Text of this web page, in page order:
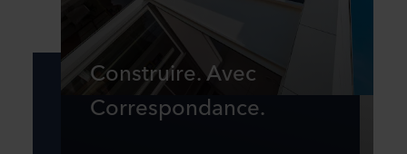
Construire. Avec
Correspondance.